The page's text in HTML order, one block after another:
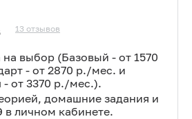
13 отзывов
на выбор (Базовый - от 1570
- от 2870 р./мес. и
от 3370 р./мес.).
домашние задания и
в личном кабинете.